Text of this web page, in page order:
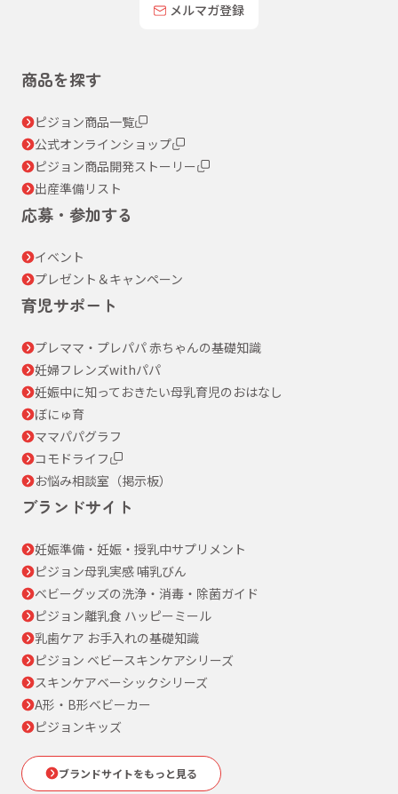
メルマガ登録
商品を探す
ピジョン商品一覧
公式オンラインショップ
ピジョン商品開発ストーリー
出産準備リスト
応募・参加する
イベント
プレゼント＆キャンペーン
育児サポート
プレママ・プレパパ 赤ちゃんの基礎知識
妊婦フレンズwithパパ
妊娠中に知っておきたい母乳育児のおはなし
ぼにゅ育
ママパパグラフ
コモドライフ
お悩み相談室（掲示板）
ブランドサイト
妊娠準備・妊娠・授乳中サプリメント
ピジョン母乳実感 哺乳びん
ベビーグッズの洗浄・消毒・除菌ガイド
ピジョン離乳食 ハッピーミール
乳歯ケア お手入れの基礎知識
ピジョン ベビースキンケアシリーズ
スキンケアベーシックシリーズ
A形・B形ベビーカー
ピジョンキッズ
ブランドサイトをもっと見る